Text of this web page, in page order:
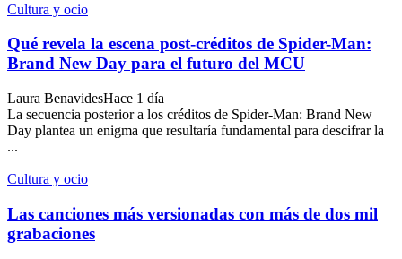
Cultura y ocio
Qué revela la escena post-créditos de Spider-Man:
Brand New Day para el futuro del MCU
Laura BenavidesHace 1 día
La secuencia posterior a los créditos de Spider-Man: Brand New
Day plantea un enigma que resultaría fundamental para descifrar la
...
Cultura y ocio
Las canciones más versionadas con más de dos mil
grabaciones